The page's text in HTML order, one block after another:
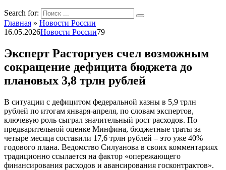
Search for:
Главная » Новости России
16.05.2026Новости России79
Эксперт Расторгуев счел возможным
сокращение дефицита бюджета до
плановых 3,8 трлн рублей
В ситуации с дефицитом федеральной казны в 5,9 трлн
рублей по итогам января-апреля, по словам экспертов,
ключевую роль сыграл значительный рост расходов. По
предварительной оценке Минфина, бюджетные траты за
четыре месяца составили 17,6 трлн рублей – это уже 40%
годового плана. Ведомство Силуанова в своих комментариях
традиционно ссылается на фактор «опережающего
финансирования расходов и авансирования госконтрактов».